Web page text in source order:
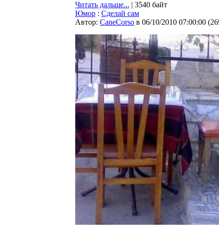
Читать дальше... | 3540 байт
Юмор : Сделай сам
Автор: CaneCorso в 06/10/2010 07:00:00 (